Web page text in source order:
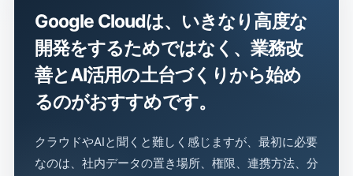
Google Cloudは、いきなり高度な
開発をするためではなく、業務改
善とAI活用の土台づくりから始め
るのがおすすめです。
クラウドやAIと聞くと難しく感じますが、最初に必要
なのは、社内データの置き場所、権限、連携方法、分